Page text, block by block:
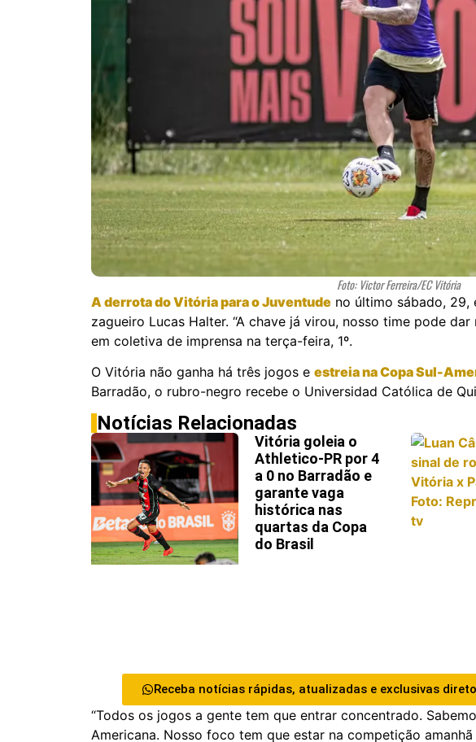
Foto: Victor Ferreira/EC Vitória
A derrota do Vitória para o Juventude no último sábado, 29,
zagueiro Lucas Halter. “A chave já virou, nosso time pode
em coletiva de imprensa na terça-feira, 1º.
O Vitória não ganha há três jogos e estreia na Copa Sul-
Barradão, o rubro-negro recebe o Universidad Católica de
Notícias Relacionadas
Vitória goleia o
Athletico-PR por 4
a 0 no Barradão e
garante vaga
histórica nas
quartas da Copa
do Brasil
Receba notícias rápidas, atualizadas e exclusivas
“Todos os jogos a gente tem que entrar concentrado.
Americana. Nosso foco tem que estar na competição